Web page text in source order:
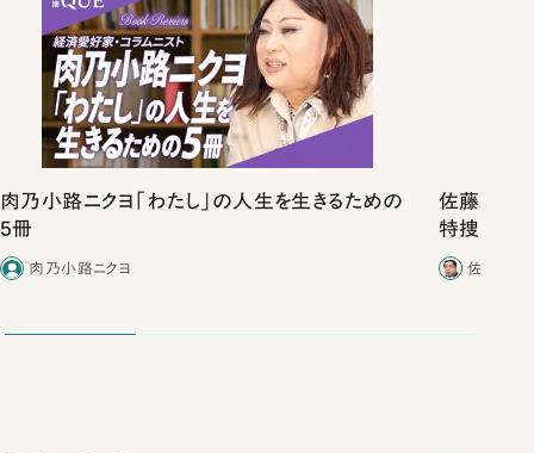
肉乃小路ニクヨ「わたし」の人生を生きるための
5冊
肉乃小路ニクヨ
佐藤優vs
特捜取調
合ったこと
佐藤優